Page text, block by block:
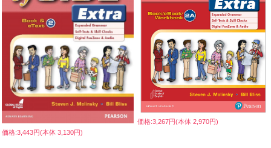
価格:3,443円(本体 3,130円)
価格:3,267円(本体 2,970円)